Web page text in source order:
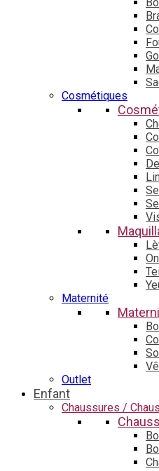
Cosmétiques
Maternité
Outlet
Enfant
Chaussures /